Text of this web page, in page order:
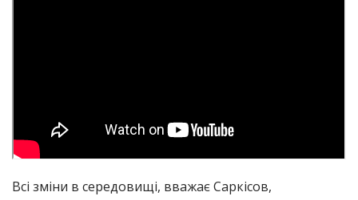
Всі зміни в середовищі, вважає Саркісов,